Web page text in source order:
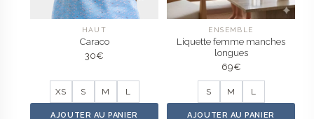
HAUT
Caraco
30€
XS S M L
AJOUTER AU PANIER
ENSEMBLE
Liquette femme manches
longues
69€
S M L
AJOUTER AU PANIER